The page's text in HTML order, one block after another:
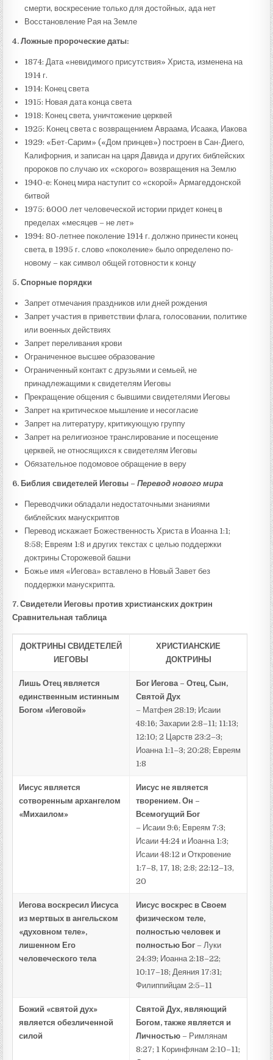
смерти, воскресение только для достойных, ада нет
Восстановление Рая на Земле
4.Ложные пророческие даты:
1874: Дата «невидимого присутствия» Христа, изменена на
1914 г.
1914: Конец света
1915: Новая дата конца света
1918: Конец света, уничтожение церквей
1925: Конец света с возвращением Авраама, Исаака, Иакова
1929: «Бет-Сарим» («Дом принцев») построен в Сан-Диего,
Калифорния, и записан на царя Давида и других библейских
пророков по случаю их «скорого» возвращения на Землю
1940-е: Конец мира наступит со «скорой» Армагеддонской
битвой
1975: 6000 лет человеческой истории придет конец в
пределах «месяцев – не лет»
1994: 80-летнее поколение 1914 г. должно принести конец
света, в 1995 г. слово «поколение» было определено по-
новому – как символ общей готовности к концу
5.Спорные порядки
Запрет отмечания праздников или дней рождения
Запрет участия в приветствии флага, голосовании, политике
или военных действиях
Запрет переливания крови
Ограниченное высшее образование
Ограниченный контакт с друзьями и семьей, не
принадлежащими к свидетелям Иеговы
Прекращение общения с бывшими свидетелями Иеговы
Запрет на критическое мышление и несогласие
Запрет на литературу, критикующую группу
Запрет на религиозное транслирование и посещение
церквей, не относящихся к свидетелям Иеговы
Обязательное подомовое обращение в веру
6. Библия свидетелей Иеговы –Перевод нового мира
Переводчики обладали недостаточными знаниями
библейских манускриптов
Перевод искажает Божественность Христа в Иоанна 1:1;
8:58; Евреям 1:8 и других текстах с целью поддержки
доктрины Сторожевой башни
Божье имя «Иегова» вставлено в Новый Завет без
поддержки манускрипта.
7.Свидетели Иеговы против христианских доктрин
Сравнительная таблица
ДОКТРИНЫ СВИДЕТЕЛЕЙ
ИЕГОВЫ
ХРИСТИАНСКИЕ
ДОКТРИНЫ
Лишь Отец является
единственным истинным
Богом «Иеговой»
Бог Иегова – Отец, Сын,
Святой Дух
– Матфея 28:19; Исаии
48:16; Захарии 2:8–11; 11:13;
12:10; 2 Царств 23:2–3;
Иоанна 1:1–3; 20:28; Евреям
1:8
Иисус является
сотворенным архангелом
«Михаилом»
Иисус не является
творением. Он –
Всемогущий Бог
– Исаии 9:6; Евреям 7:3;
Исаии 44:24 и Иоанна 1:3;
Исаии 48:12 и Откровение
1:7–8, 17, 18; 2:8; 22:12–13,
20
Иегова воскресил Иисуса
из мертвых в ангельском
«духовном теле»,
лишенном Его
человеческого тела
Иисус воскрес в Своем
физическом теле,
полностью человек и
полностью Бог – Луки
24:39; Иоанна 2:18–22;
10:17–18; Деяния 17:31;
Филиппийцам 2:5–11
Божий «святой дух»
является обезличенной
силой
Святой Дух, являющий
Богом, также является и
Личностью– Римлянам
8:27; 1 Коринфянам 2:10–11;